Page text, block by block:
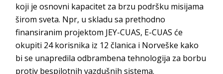
koji je osnovni kapacitet za brzu podršku misijama
širom sveta. Npr, u skladu sa prethodno
finansiranim projektom JEY-CUAS, E-CUAS će
okupiti 24 korisnika iz 12 članica i Norveške kako
bi se unapredila odbrambena tehnologija za borbu
protiv bespilotnih vazdušnih sistema.